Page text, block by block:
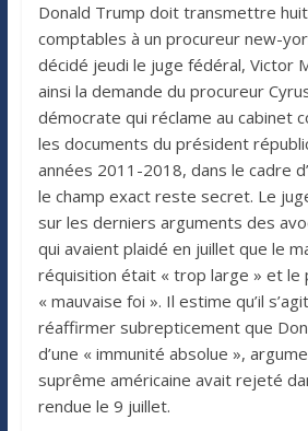
Donald Trump doit transmettre huit
comptables à un procureur new-
décidé jeudi le juge fédéral, Victor
ainsi la demande du procureur
démocrate qui réclame au cabinet
les documents du président
années 2011-2018, dans le cadre
le champ exact reste secret. Le
sur les derniers arguments des
qui avaient plaidé en juillet que le
réquisition était « trop large » et le
« mauvaise foi ». Il estime qu’il
réaffirmer subrepticement que
d’une « immunité absolue »,
suprême américaine avait rejeté
rendue le 9 juillet.